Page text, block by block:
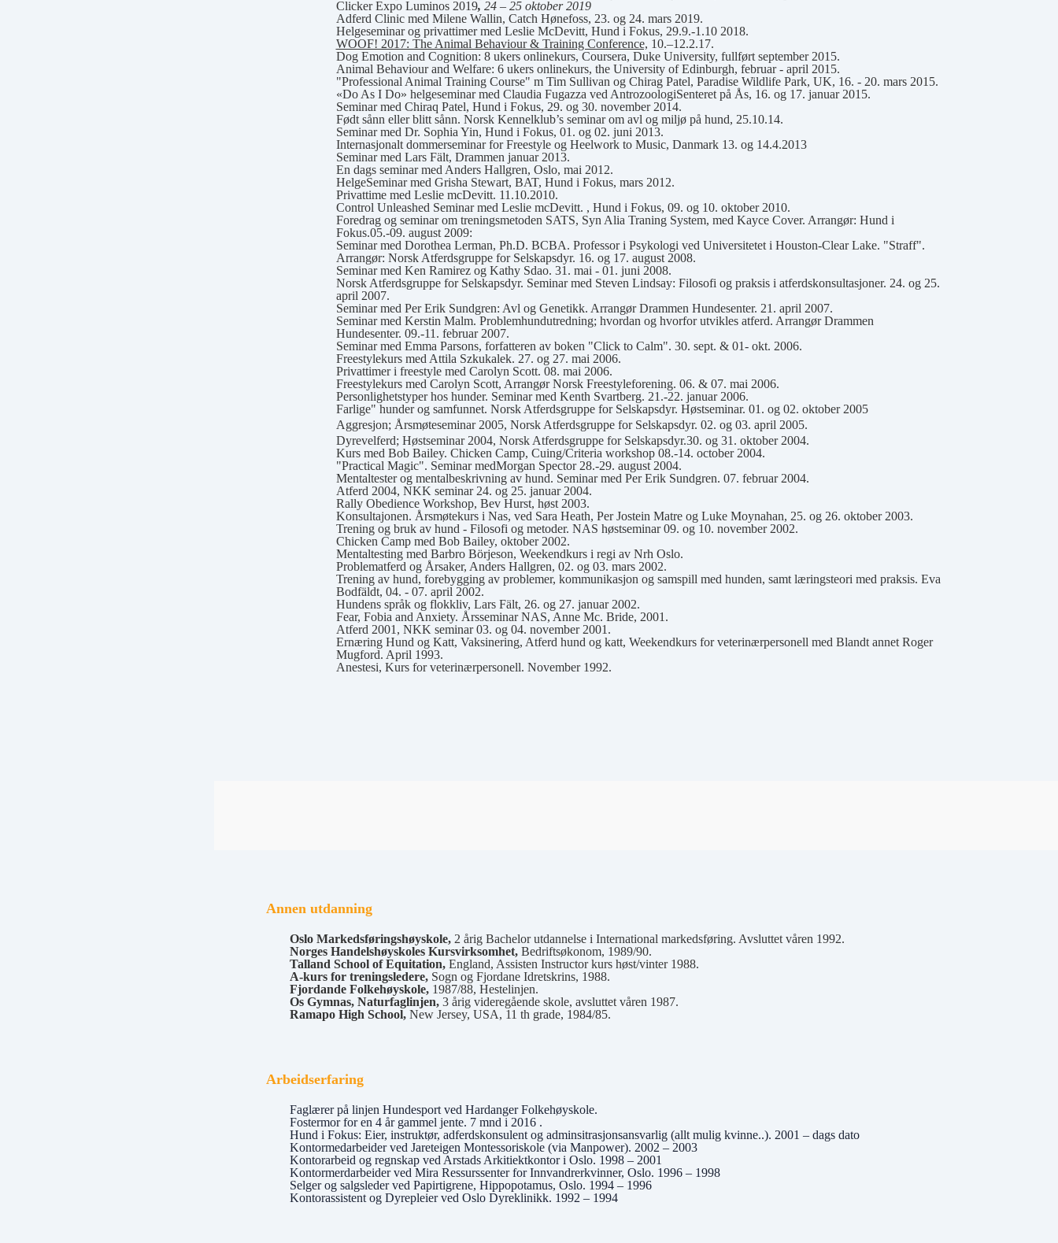
Clicker Expo Luminos 2019, 24 – 25 oktober 2019
Adferd Clinic med Milene Wallin, Catch Hønefoss, 23. og 24. mars 2019.
Helgeseminar og privattimer med Leslie McDevitt, Hund i Fokus, 29.9.-1.10 2018.
WOOF! 2017: The Animal Behaviour & Training Conference, 10.–12.2.17.
Dog Emotion and Cognition: 8 ukers onlinekurs, Coursera, Duke University, fullført september 2015.
Animal Behaviour and Welfare: 6 ukers onlinekurs, the University of Edinburgh, februar - april 2015.
"Professional Animal Training Course" m Tim Sullivan og Chirag Patel, Paradise Wildlife Park, UK, 16. - 20. mars 2015.
«Do As I Do» helgeseminar med Claudia Fugazza ved AntrozoologiSenteret på Ås, 16. og 17. januar 2015.
Seminar med Chiraq Patel, Hund i Fokus, 29. og 30. november 2014.
Født sånn eller blitt sånn. Norsk Kennelklub’s seminar om avl og miljø på hund, 25.10.14.
Seminar med Dr. Sophia Yin, Hund i Fokus, 01. og 02. juni 2013.
Internasjonalt dommerseminar for Freestyle og Heelwork to Music, Danmark 13. og 14.4.2013
Seminar med Lars Fält, Drammen januar 2013.
En dags seminar med Anders Hallgren, Oslo, mai 2012.
HelgeSeminar med Grisha Stewart, BAT, Hund i Fokus, mars 2012.
Privattime med Leslie mcDevitt. 11.10.2010.
Control Unleashed Seminar med Leslie mcDevitt. , Hund i Fokus, 09. og 10. oktober 2010.
Foredrag og seminar om treningsmetoden SATS, Syn Alia Traning System, med Kayce Cover. Arrangør: Hund i
Fokus.05.-09. august 2009:
Seminar med Dorothea Lerman, Ph.D. BCBA. Professor i Psykologi ved Universitetet i Houston-Clear Lake. "Straff".
Arrangør: Norsk Atferdsgruppe for Selskapsdyr. 16. og 17. august 2008.
Seminar med Ken Ramirez og Kathy Sdao. 31. mai - 01. juni 2008.
Norsk Atferdsgruppe for Selskapsdyr. Seminar med Steven Lindsay: Filosofi og praksis i atferdskonsultasjoner. 24. og 25.
april 2007.
Seminar med Per Erik Sundgren: Avl og Genetikk. Arrangør Drammen Hundesenter. 21. april 2007.
Seminar med Kerstin Malm. Problemhundutredning; hvordan og hvorfor utvikles atferd. Arrangør Drammen
Hundesenter. 09.-11. februar 2007.
Seminar med Emma Parsons, forfatteren av boken "Click to Calm". 30. sept. & 01- okt. 2006.
Freestylekurs med Attila Szkukalek. 27. og 27. mai 2006.
Privattimer i freestyle med Carolyn Scott. 08. mai 2006.
Freestylekurs med Carolyn Scott, Arrangør Norsk Freestyleforening. 06. & 07. mai 2006.
Personlighetstyper hos hunder. Seminar med Kenth Svartberg. 21.-22. januar 2006.
Farlige" hunder og samfunnet. Norsk Atferdsgruppe for Selskapsdyr. Høstseminar. 01. og 02. oktober 2005
Aggresjon; Årsmøteseminar 2005, Norsk Atferdsgruppe for Selskapsdyr. 02. og 03. april 2005.
Dyrevelferd; Høstseminar 2004, Norsk Atferdsgruppe for Selskapsdyr.30. og 31. oktober 2004.
Kurs med Bob Bailey. Chicken Camp, Cuing/Criteria workshop 08.-14. october 2004.
"Practical Magic". Seminar medMorgan Spector 28.-29. august 2004.
Mentaltester og mentalbeskrivning av hund. Seminar med Per Erik Sundgren. 07. februar 2004.
Atferd 2004, NKK seminar 24. og 25. januar 2004.
Rally Obedience Workshop, Bev Hurst, høst 2003.
Konsultajonen. Årsmøtekurs i Nas, ved Sara Heath, Per Jostein Matre og Luke Moynahan, 25. og 26. oktober 2003.
Trening og bruk av hund - Filosofi og metoder. NAS høstseminar 09. og 10. november 2002.
Chicken Camp med Bob Bailey, oktober 2002.
Mentaltesting med Barbro Börjeson, Weekendkurs i regi av Nrh Oslo.
Problematferd og Årsaker, Anders Hallgren, 02. og 03. mars 2002.
Trening av hund, forebygging av problemer, kommunikasjon og samspill med hunden, samt læringsteori med praksis. Eva
Bodfäldt, 04. - 07. april 2002.
Hundens språk og flokkliv, Lars Fält, 26. og 27. januar 2002.
Fear, Fobia and Anxiety. Årsseminar NAS, Anne Mc. Bride, 2001.
Atferd 2001, NKK seminar 03. og 04. november 2001.
Ernæring Hund og Katt, Vaksinering, Atferd hund og katt, Weekendkurs for veterinærpersonell med Blandt annet Roger
Mugford. April 1993.
Anestesi, Kurs for veterinærpersonell. November 1992.
Annen utdanning
Oslo Markedsføringshøyskole, 2 årig Bachelor utdannelse i International markedsføring. Avsluttet våren 1992.
Norges Handelshøyskoles Kursvirksomhet, Bedriftsøkonom, 1989/90.
Talland School of Equitation, England, Assisten Instructor kurs høst/vinter 1988.
A-kurs for treningsledere, Sogn og Fjordane Idretskrins, 1988.
Fjordande Folkehøyskole, 1987/88, Hestelinjen.
Os Gymnas, Naturfaglinjen, 3 årig videregående skole, avsluttet våren 1987.
Ramapo High School, New Jersey, USA, 11 th grade, 1984/85.
Arbeidserfaring
Faglærer på linjen Hundesport ved Hardanger Folkehøyskole.
Fostermor for en 4 år gammel jente. 7 mnd i 2016 .
Hund i Fokus: Eier, instruktør, adferdskonsulent og adminsitrasjonsansvarlig (allt mulig kvinne..). 2001 – dags dato
Kontormedarbeider ved Jareteigen Montessoriskole (via Manpower). 2002 – 2003
Kontorarbeid og regnskap ved Arstads Arkitiektkontor i Oslo. 1998 – 2001
Kontormerdarbeider ved Mira Ressurssenter for Innvandrerkvinner, Oslo. 1996 – 1998
Selger og salgsleder ved Papirtigrene, Hippopotamus, Oslo. 1994 – 1996
Kontorassistent og Dyrepleier ved Oslo Dyreklinikk. 1992 – 1994